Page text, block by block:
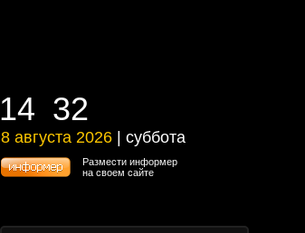
14 32
14 32
8 августа 2026 | суббота
8 августа 2026 | суббота
Размести информер
на своем сайте